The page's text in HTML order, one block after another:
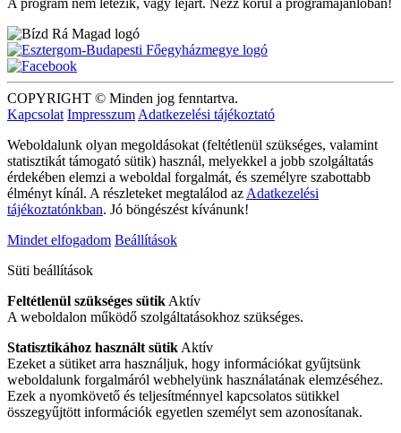
COPYRIGHT © Minden jog fenntartva.
Kapcsolat Impresszum Adatkezelési tájékoztató
Weboldalunk olyan megoldásokat (feltétlenül szükséges, valamint
statisztikát támogató sütik) használ, melyekkel a jobb szolgáltatás
érdekében elemzi a weboldal forgalmát, és személyre szabottabb
élményt kínál. A részleteket megtalálod az Adatkezelési
tájékoztatónkban. Jó böngészést kívánunk!
Mindet elfogadom Beállítások
Süti beállítások
Feltétlenül szükséges sütik Aktív
A weboldalon működő szolgáltatásokhoz szükséges.
Statisztikához használt sütik Aktív
Ezeket a sütiket arra használjuk, hogy információkat gyűjtsünk
weboldalunk forgalmáról webhelyünk használatának elemzéséhez.
Ezek a nyomkövető és teljesítménnyel kapcsolatos sütikkel
összegyűjtött információk egyetlen személyt sem azonosítanak.